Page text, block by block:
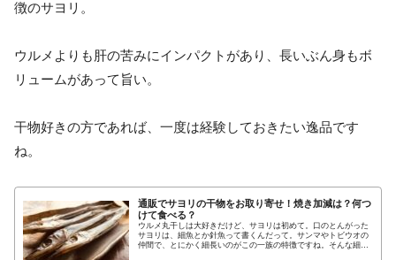
徴のサヨリ。
ウルメよりも肝の苦みにインパクトがあり、長いぶん身もボ
リュームがあって旨い。
干物好きの方であれば、一度は経験しておきたい逸品です
ね。
通販でサヨリの干物をお取り寄せ！焼き加減は？何つ
けて食べる？
ウルメ丸干しは大好きだけど、サヨリは初めて。口のとんがった
サヨリは、細魚とか針魚って書くんだって。サンマやトビウオの
仲間で、とにかく細長いのがこの一族の特徴ですね。そんな細ぉ